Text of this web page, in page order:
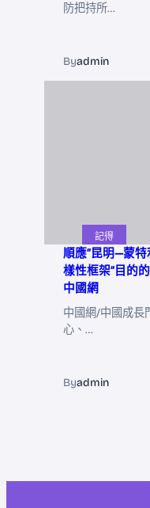
防把持所…
Byadmin
記得
順應“昆明—蒙
樣性框架”目的
中國網
中國網/中國成長
心、…
Byadmin